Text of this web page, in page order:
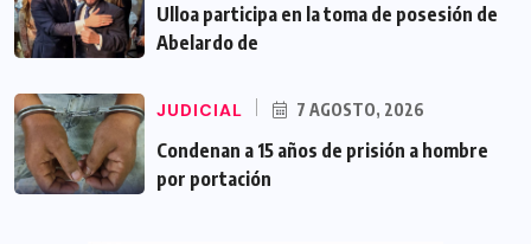
Ulloa participa en la toma de posesión de
Abelardo de
JUDICIAL 7 AGOSTO, 2026
Condenan a 15 años de prisión a hombre
por portación